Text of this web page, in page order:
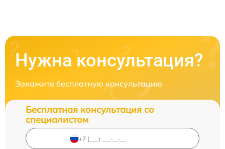
Нужна консультация?
Закажите бесплатную консультацию
Бесплатная консультация со
специалистом